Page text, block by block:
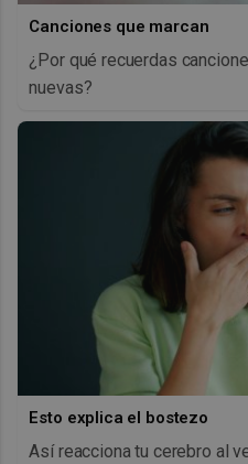
Canciones que marcan
¿Por qué recuerdas
nuevas?
Esto explica el bostezo
Así reacciona tu cerebro al